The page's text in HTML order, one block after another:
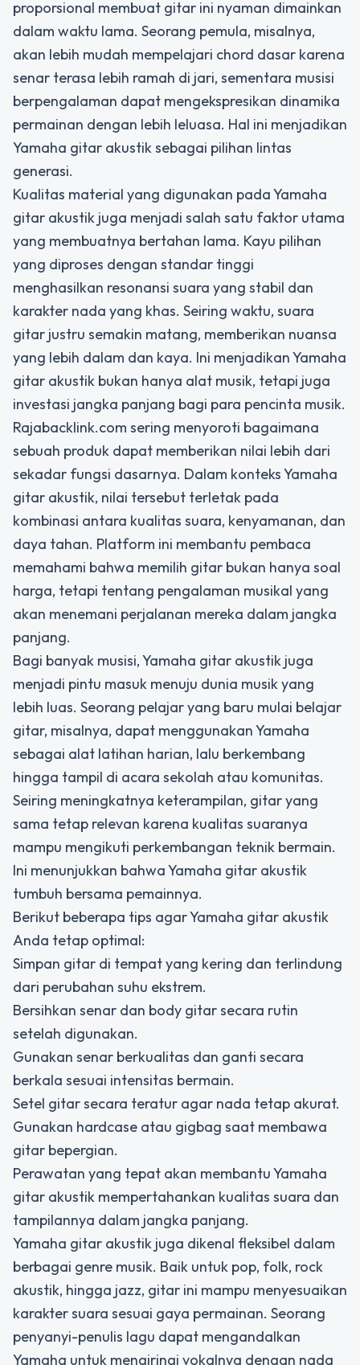
proporsional membuat gitar ini nyaman dimainkan
dalam waktu lama. Seorang pemula, misalnya,
akan lebih mudah mempelajari chord dasar karena
senar terasa lebih ramah di jari, sementara musisi
berpengalaman dapat mengekspresikan dinamika
permainan dengan lebih leluasa. Hal ini menjadikan
Yamaha gitar akustik sebagai pilihan lintas
generasi.
Kualitas material yang digunakan pada Yamaha
gitar akustik juga menjadi salah satu faktor utama
yang membuatnya bertahan lama. Kayu pilihan
yang diproses dengan standar tinggi
menghasilkan resonansi suara yang stabil dan
karakter nada yang khas. Seiring waktu, suara
gitar justru semakin matang, memberikan nuansa
yang lebih dalam dan kaya. Ini menjadikan Yamaha
gitar akustik bukan hanya alat musik, tetapi juga
investasi jangka panjang bagi para pencinta musik.
Rajabacklink.com sering menyoroti bagaimana
sebuah produk dapat memberikan nilai lebih dari
sekadar fungsi dasarnya. Dalam konteks Yamaha
gitar akustik, nilai tersebut terletak pada
kombinasi antara kualitas suara, kenyamanan, dan
daya tahan. Platform ini membantu pembaca
memahami bahwa memilih gitar bukan hanya soal
harga, tetapi tentang pengalaman musikal yang
akan menemani perjalanan mereka dalam jangka
panjang.
Bagi banyak musisi, Yamaha gitar akustik juga
menjadi pintu masuk menuju dunia musik yang
lebih luas. Seorang pelajar yang baru mulai belajar
gitar, misalnya, dapat menggunakan Yamaha
sebagai alat latihan harian, lalu berkembang
hingga tampil di acara sekolah atau komunitas.
Seiring meningkatnya keterampilan, gitar yang
sama tetap relevan karena kualitas suaranya
mampu mengikuti perkembangan teknik bermain.
Ini menunjukkan bahwa Yamaha gitar akustik
tumbuh bersama pemainnya.
Berikut beberapa tips agar Yamaha gitar akustik
Anda tetap optimal:
Simpan gitar di tempat yang kering dan terlindung
dari perubahan suhu ekstrem.
Bersihkan senar dan body gitar secara rutin
setelah digunakan.
Gunakan senar berkualitas dan ganti secara
berkala sesuai intensitas bermain.
Setel gitar secara teratur agar nada tetap akurat.
Gunakan hardcase atau gigbag saat membawa
gitar bepergian.
Perawatan yang tepat akan membantu Yamaha
gitar akustik mempertahankan kualitas suara dan
tampilannya dalam jangka panjang.
Yamaha gitar akustik juga dikenal fleksibel dalam
berbagai genre musik. Baik untuk pop, folk, rock
akustik, hingga jazz, gitar ini mampu menyesuaikan
karakter suara sesuai gaya permainan. Seorang
penyanyi-penulis lagu dapat mengandalkan
Yamaha untuk mengiringi vokalnya dengan nada